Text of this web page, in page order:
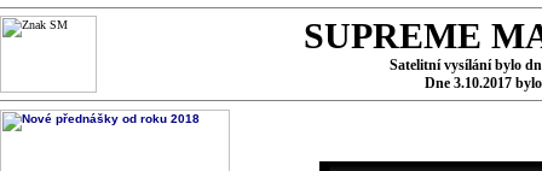
SUPREME
Satelitní vysílání bylo
Dne 3.10.2017